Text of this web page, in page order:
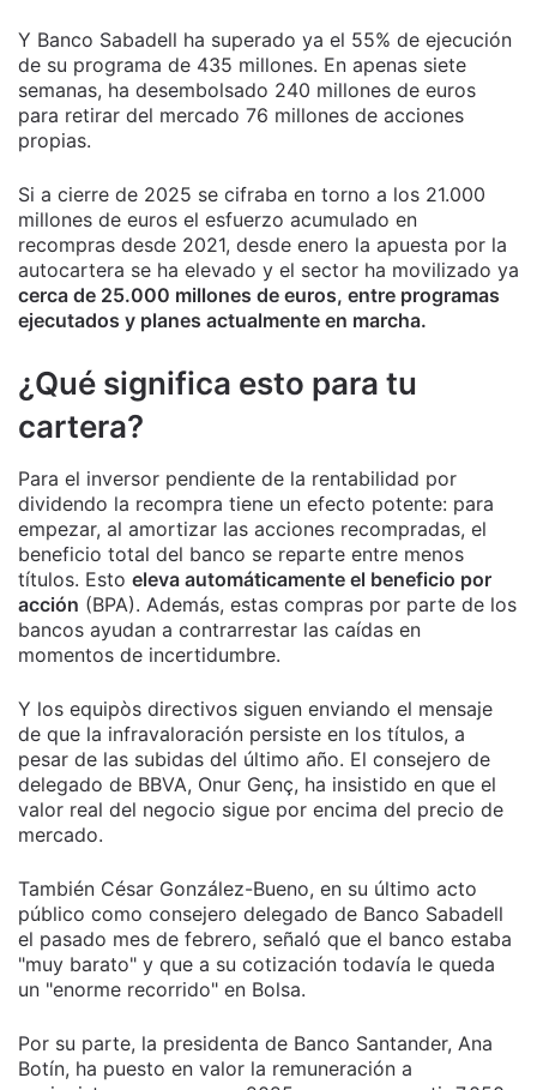
Y Banco Sabadell ha superado ya el 55% de ejecución
de su programa de 435 millones. En apenas siete
semanas, ha desembolsado 240 millones de euros
para retirar del mercado 76 millones de acciones
propias.
Si a cierre de 2025 se cifraba en torno a los 21.000
millones de euros el esfuerzo acumulado en
recompras desde 2021, desde enero la apuesta por la
autocartera se ha elevado y el sector ha movilizado ya
cerca de 25.000 millones de euros, entre programas
ejecutados y planes actualmente en marcha.
¿Qué significa esto para tu
cartera?
Para el inversor pendiente de la rentabilidad por
dividendo la recompra tiene un efecto potente: para
empezar, al amortizar las acciones recompradas, el
beneficio total del banco se reparte entre menos
títulos. Esto eleva automáticamente el beneficio por
acción (BPA). Además, estas compras por parte de los
bancos ayudan a contrarrestar las caídas en
momentos de incertidumbre.
Y los equipòs directivos siguen enviando el mensaje
de que la infravaloración persiste en los títulos, a
pesar de las subidas del último año. El consejero de
delegado de BBVA, Onur Genç, ha insistido en que el
valor real del negocio sigue por encima del precio de
mercado.
También César González-Bueno, en su último acto
público como consejero delegado de Banco Sabadell
el pasado mes de febrero, señaló que el banco estaba
"muy barato" y que a su cotización todavía le queda
un "enorme recorrido" en Bolsa.
Por su parte, la presidenta de Banco Santander, Ana
Botín, ha puesto en valor la remuneración a